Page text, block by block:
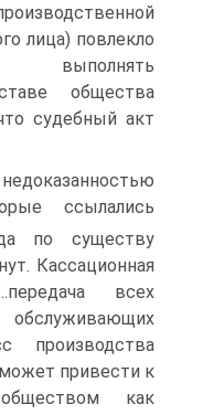
лица) повлекло
общества
судебный акт
ссылались
по существу
Кассационная
всех
произ­водства
привести к
как